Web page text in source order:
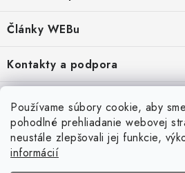
Používame súbory cookie, aby
pohodlné prehliadanie webovej
neustále zlepšovali jej funkcie,
informácií
ä
e
Obchodné podmienky
Moja objednávka
Odstúpenie od zmluvy
Formuláre na stiahnutie
Napíšte nám
Články WEBu
Dôležité oznamy
16.6.2026
Nákup na splátky
23.10.2022
Ako nakupovať
Kontakty a podpora
2.8.2022
Doprava a Platba
4.3.2022
Servisné služby
Servis a služby pre Vás
5.3.2022
Doprava - UPS Doprava - Packeta